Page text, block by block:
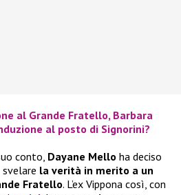
al Grande Fratello, Barbara
al posto di Signorini?
conto, Dayane Mello ha deciso
la verità in merito a un
Fratello. L’ex Vippona così, con